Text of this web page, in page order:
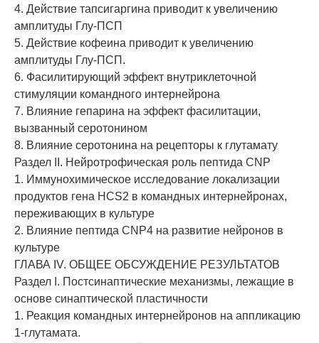
4. Действие тапсигаргина приводит к увеличению
амплитуды Глу-ПСП
5. Действие кофеина приводит к увеличению
амплитуды Глу-ПСП.
6. Фасилитирующий эффект внутриклеточной
стимуляции командного интернейрона
7. Влияние гепарина на эффект фасилитации,
вызванный серотонином
8. Влияние серотонина на рецепторы к глутамату
Раздел II. Нейротрофическая роль пептида CNP
1. Иммунохимическое исследование локализации
продуктов гена HCS2 в командных интернейронах,
переживающих в культуре
2. Влияние пептида CNP4 на развитие нейронов в
культуре
ГЛАВА IV. ОБЩЕЕ ОБСУЖДЕНИЕ РЕЗУЛЬТАТОВ
Раздел I. Постсинаптические механизмы, лежащие в
основе синаптической пластичности
1. Реакция командных интернейронов на аппликацию
1-глутамата.